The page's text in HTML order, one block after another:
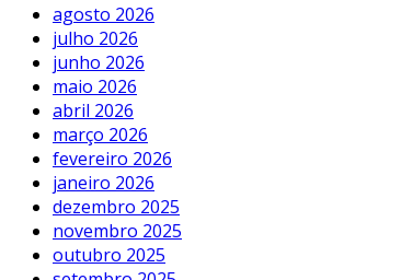
agosto 2026
julho 2026
junho 2026
maio 2026
abril 2026
março 2026
fevereiro 2026
janeiro 2026
dezembro 2025
novembro 2025
outubro 2025